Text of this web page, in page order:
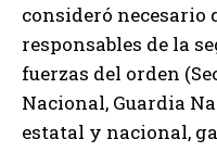
consideró necesario
responsables de la
fuerzas del orden
Nacional, Guardia
estatal y nacional,